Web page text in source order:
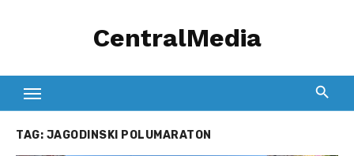
CentralMedia
TAG: JAGODINSKI POLUMARATON